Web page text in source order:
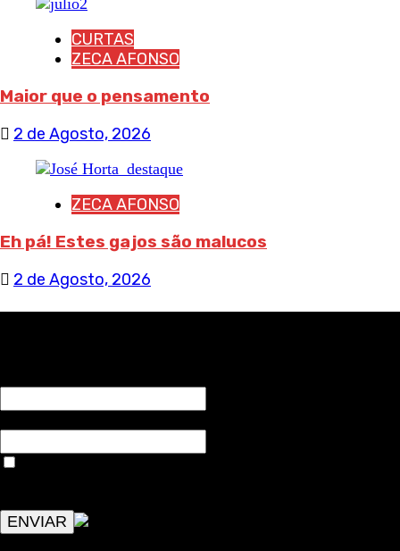
CURTAS
ZECA AFONSO
Maior que o pensamento
2 de Agosto, 2026
ZECA AFONSO
Eh pá! Estes gajos são malucos
2 de Agosto, 2026